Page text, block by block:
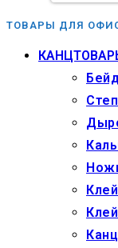
ТОВАРЫ ДЛЯ
Клей